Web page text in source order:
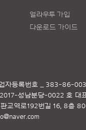
얼라우투 가입
다운로드 가이드
자등록번호 _ 383-86-
성남분당-0022 호 대
교역로192번길 16, 8층